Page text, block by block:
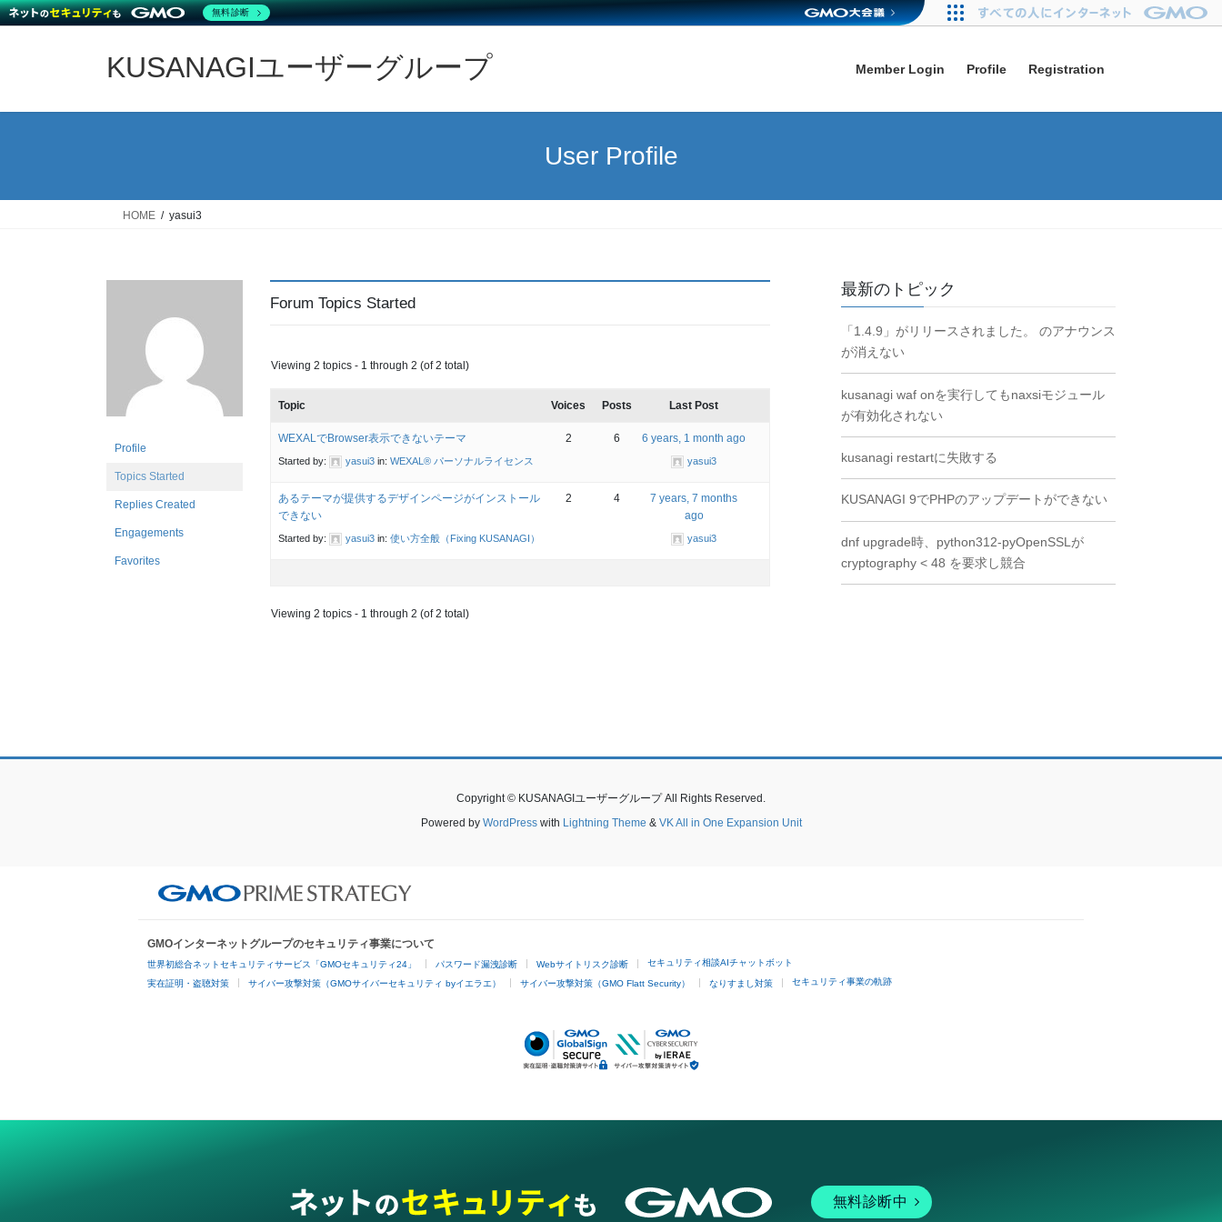
KUSANAGIユーザーグループ Member Login Profile Registration
User Profile
HOME yasui3
Profile
Topics Started
Replies Created
Engagements
Favorites
Forum Topics Started
Viewing 2 topics - 1 through 2 (of 2 total)
Topic Voices Posts Last Post
WEXALでBrowser表示できないテーマ
Started by: yasui3 in: WEXAL® パーソナルライセンス
2 6 6 years, 1 month ago
yasui3
あるテーマが提供するデザインページがインストール
できない
Started by: yasui3 in: 使い方全般（Fixing KUSANAGI）
2 4
7 years, 7 months
ago
yasui3
Viewing 2 topics - 1 through 2 (of 2 total)
最新のトピック
「1.4.9」がリリースされました。 のアナウンス
が消えない
kusanagi waf onを実行してもnaxsiモジュール
が有効化されない
kusanagi restartに失敗する
KUSANAGI 9でPHPのアップデートができない
dnf upgrade時、python312-pyOpenSSLが
cryptography < 48 を要求し競合
Copyright © KUSANAGIユーザーグループ All Rights Reserved.
Powered by WordPresswith Lightning Theme & VK All in One Expansion Unit
GMOインターネットグループのセキュリティ事業について
世界初総合ネットセキュリティサービス「GMOセキュリティ24」 パスワード漏洩診断 Webサイトリスク診断 セキュリティ相談AIチャットボット
実在証明・盗聴対策 サイバー攻撃対策（GMOサイバーセキュリティ byイエラエ） サイバー攻撃対策（GMO Flatt Security） なりすまし対策 セキュリティ事業の軌跡
無料診断中
無料診断